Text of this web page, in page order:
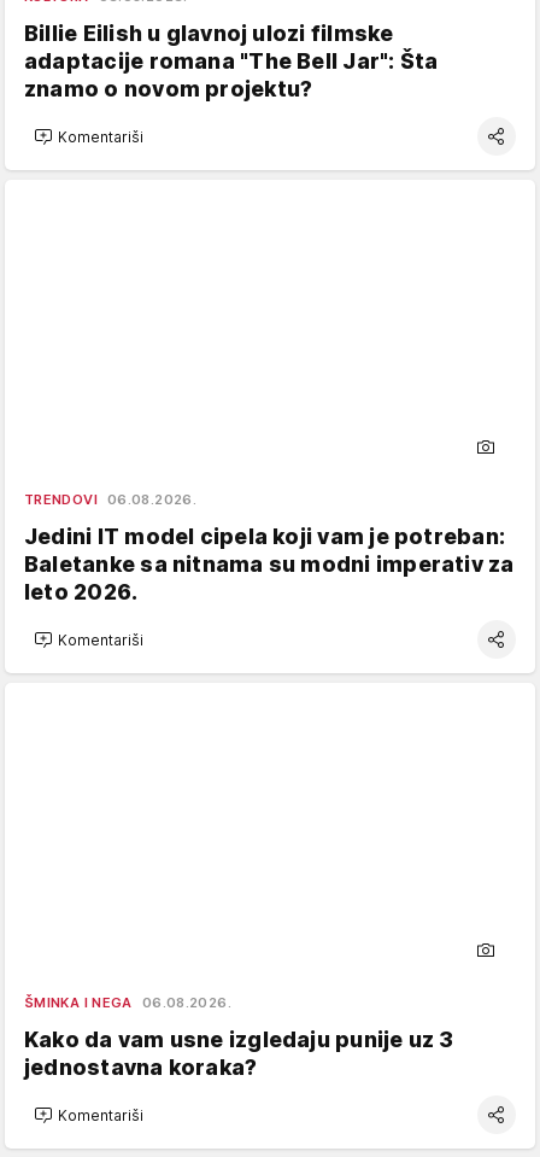
Billie Eilish u glavnoj ulozi filmske
adaptacije romana "The Bell Jar": Šta
znamo o novom projektu?
Komentariši
TRENDOVI 06.08.2026.
Jedini IT model cipela koji vam je potreban:
Baletanke sa nitnama su modni imperativ za
leto 2026.
Komentariši
ŠMINKA I NEGA 06.08.2026.
Kako da vam usne izgledaju punije uz 3
jednostavna koraka?
Komentariši